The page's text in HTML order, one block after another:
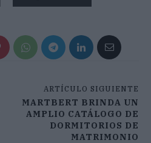
ARTÍCULO SIGUIENTE
MARTBERT BRINDA UN
AMPLIO CATÁLOGO DE
DORMITORIOS DE
MATRIMONIO